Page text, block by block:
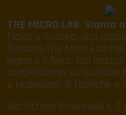
THE MICRO LAB. Siamo
Flavia e Andrea, una
fondato The Micro Lab
legno e il ferro. Dal
condividiamo su
e recensioni di tecniche e
Via Vittorio Emanuele II,